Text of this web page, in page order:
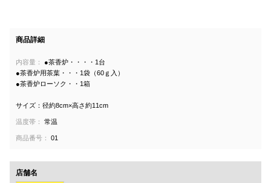
商品詳細
内容量：
●茶香炉・・・・1台
●茶香炉用茶葉・・・1袋（60ｇ入）
●茶香炉ローソク・・1箱
サイズ：径約8cm×高さ約11cm
温度帯： 常温
商品番号： 01
店舗名